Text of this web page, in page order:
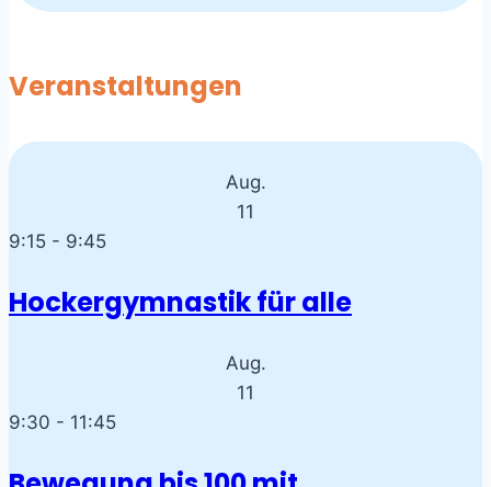
Veranstaltungen
Aug.
11
9:15 - 9:45
Hockergymnastik für alle
Aug.
11
9:30 - 11:45